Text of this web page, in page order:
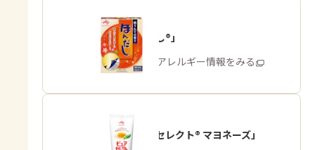
「ほんだし®」
商品・アレルギー情報をみる
「ピュアセレクト® マヨネーズ」